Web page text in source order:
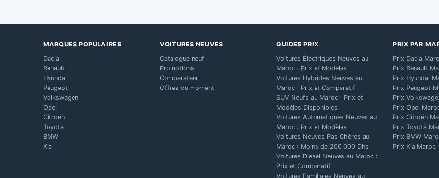
MARQUES POPULAIRES
Dacia
Renault
Hyundai
Peugeot
Volkswagen
Opel
Citroën
Toyota
BMW
Kia
VOITURES NEUVES
Catalogue neuf
Promotions
Comparateur
Offres du moment
GUIDES PRIX
Voitures Électriques Neuves au
Maroc : Prix et Modèles
Voitures Hybrides Neuves au
Maroc : Prix et Comparatif
SUV Neufs au Maroc : Prix et
Modèles Disponibles
Voitures Automatiques Neuves au
Maroc : Prix et Modèles
Voitures Neuves Pas Chères au
Maroc : Moins de 200 000 Dhs
Voitures Diesel Neuves au Maroc :
Prix et Comparatif
Voitures Familiales Neuves au
PRIX PAR
Prix Dacia
Prix Renault
Prix Hyundai
Prix Peugeot
Prix
Prix Opel
Prix Citroën
Prix Toyota
Prix BMW
Prix Kia Maroc